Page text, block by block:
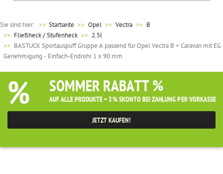
Sie sind hier: >> Startseite Opel Vectra
B
Fließheck / Stufenheck
2.5l
BASTUCK Sportauspuff Gruppe A passend für Opel Vectra B + Caravan mit EG
Genehmigung - Einfach-Endrohr 1 x 90 mm
% SOMMER RABATT %
AUF ALLE PRODUKTE + 3% SKONTO BEI ZAHLUNG PER VORKASSE
JETZT KAUFEN!